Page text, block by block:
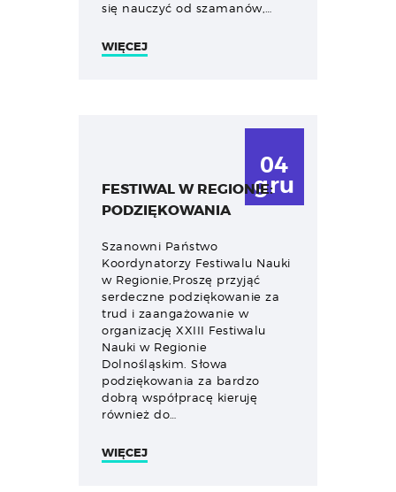
się nauczyć od szamanów,…
WIĘCEJ
04
gru
FESTIWAL W REGIONIE:
PODZIĘKOWANIA
Szanowni Państwo
Koordynatorzy Festiwalu Nauki
w Regionie,Proszę przyjąć
serdeczne podziękowanie za
trud i zaangażowanie w
organizację XXIII Festiwalu
Nauki w Regionie
Dolnośląskim. Słowa
podziękowania za bardzo
dobrą współpracę kieruję
również do…
WIĘCEJ